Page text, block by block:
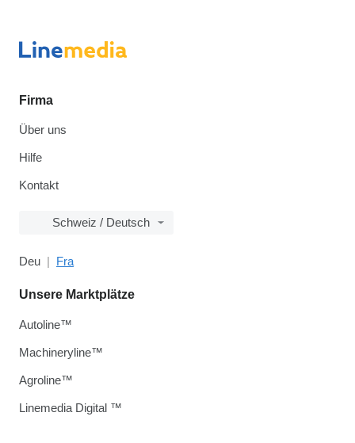
Firma
Über uns
Hilfe
Kontakt
Schweiz / Deutsch
Deu Fra
Unsere Marktplätze
Autoline™
Machineryline™
Agroline™
Linemedia Digital ™